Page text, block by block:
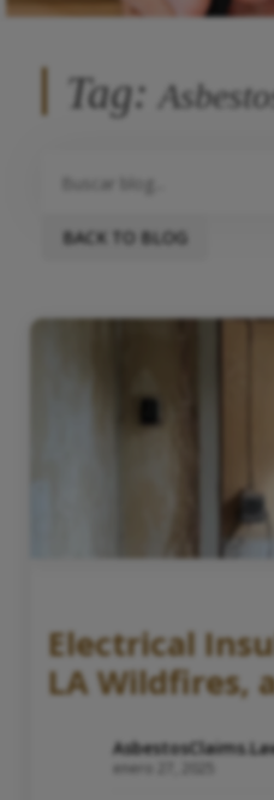
Tag:
BACK TO BLOG
Electrical
LA Wildfires,
enero 27, 2025